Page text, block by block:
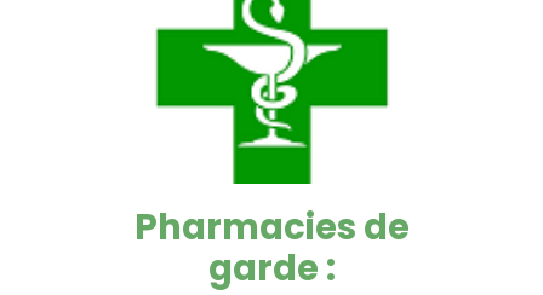
Pharmacies de
garde :